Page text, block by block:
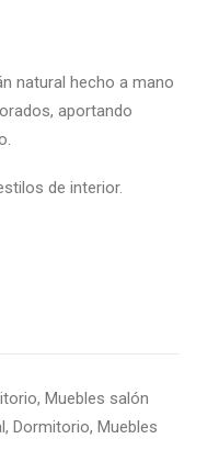
natural hecho a mano
aportando
de interior.
, Muebles salón
, Dormitorio, Muebles